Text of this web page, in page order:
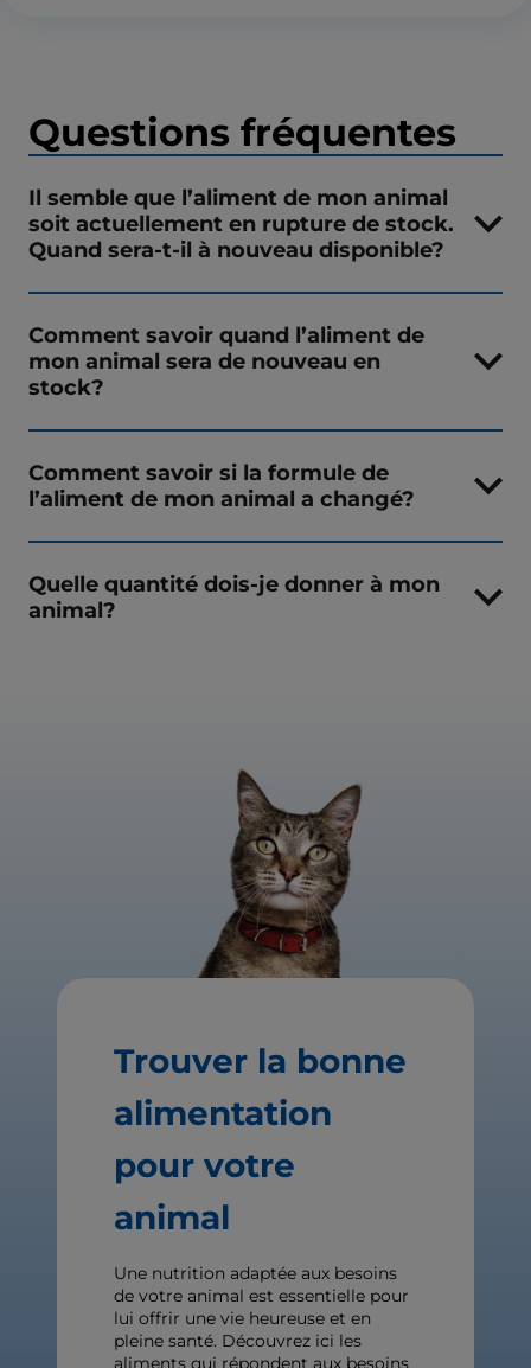
Questions fréquentes
Il semble que l’aliment de mon animal
soit actuellement en rupture de stock.
Quand sera-t-il à nouveau disponible?
Comment savoir quand l’aliment de
mon animal sera de nouveau en
stock?
Comment savoir si la formule de
l’aliment de mon animal a changé?
Quelle quantité dois-je donner à mon
animal?
Trouver la bonne
alimentation
pour votre
animal
Une nutrition adaptée aux besoins
de votre animal est essentielle pour
lui offrir une vie heureuse et en
pleine santé. Découvrez ici les
aliments qui répondent aux besoins